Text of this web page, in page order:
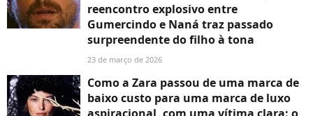
reencontro explosivo entre
Gumercindo e Naná traz passado
surpreendente do filho à tona
23 de março de 2026
Como a Zara passou de uma marca de
baixo custo para uma marca de luxo